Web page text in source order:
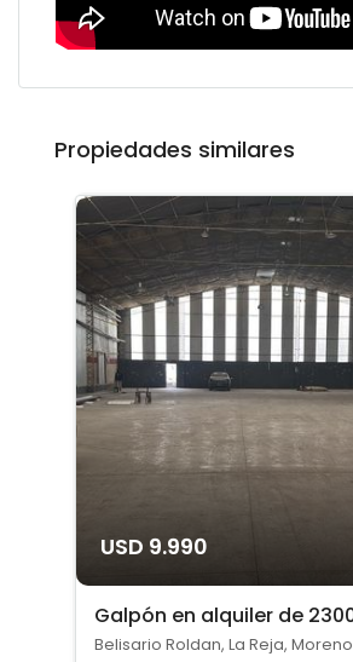
Propiedades similares
USD 9.990
Belisario Roldan, La Reja, Moreno